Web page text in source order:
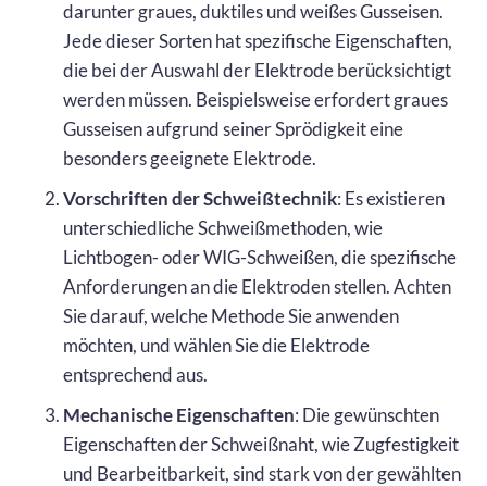
darunter graues, duktiles und weißes Gusseisen.
Jede dieser Sorten hat spezifische Eigenschaften,
die bei der Auswahl der Elektrode berücksichtigt
werden müssen. Beispielsweise erfordert graues
Gusseisen aufgrund seiner Sprödigkeit eine
besonders geeignete Elektrode.
Vorschriften der Schweißtechnik: Es existieren
unterschiedliche Schweißmethoden, wie
Lichtbogen- oder WIG-Schweißen, die spezifische
Anforderungen an die Elektroden stellen. Achten
Sie darauf, welche Methode Sie anwenden
möchten, und wählen Sie die Elektrode
entsprechend aus.
Mechanische Eigenschaften: Die gewünschten
Eigenschaften der Schweißnaht, wie Zugfestigkeit
und Bearbeitbarkeit, sind stark von der gewählten